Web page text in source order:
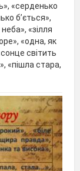
«серденько
б’ється»,
«зілля
«одна, як
світить
«пішла стара,